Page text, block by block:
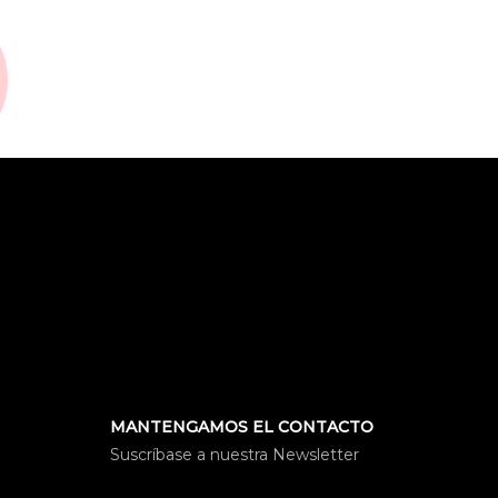
MANTENGAMOS EL CONTACTO
Suscríbase a nuestra Newsletter